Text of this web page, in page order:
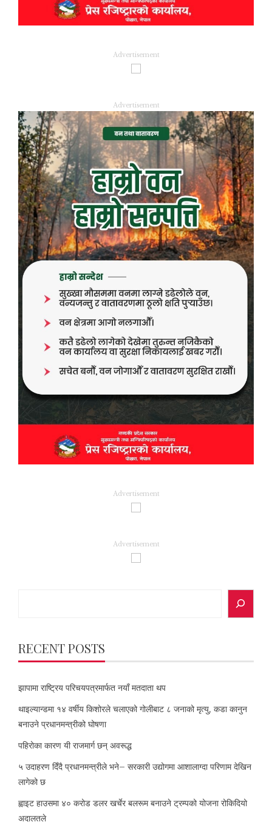
Advertisement
Advertisement
Advertisement
Advertisement
RECENT POSTS
झापामा राष्ट्रिय परिचयपत्रमार्फत नयाँ मतदाता थप
थाइल्यान्डमा १४ वर्षीय किशोरले चलाएको गोलीबाट ८ जनाको मृत्यु, कडा कानुन
बनाउने प्रधानमन्त्रीको घोषणा
पहिरोका कारण यी राजमार्ग छन् अवरूद्ध
५ उदाहरण दिँदै प्रधानमन्त्रीले भने– सरकारी उद्योगमा आशालाग्दा परिणाम देखिन
लागेको छ
ह्वाइट हाउसमा ४० करोड डलर खर्चेर बलरूम बनाउने ट्रम्पको योजना रोकिदियो
अदालतले